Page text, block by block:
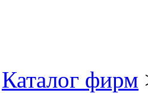
Каталог фирм